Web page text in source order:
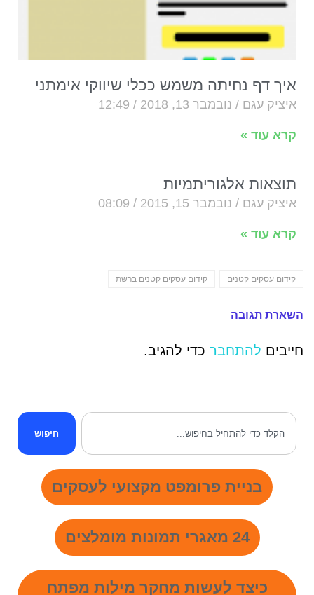
איך דף נחיתה משמש ככלי שיווקי אימתני
איציק עגם נובמבר 13, 2018
קרא עוד »
תוצאות אלגוריתמיות
איציק עגם נובמבר 15, 2015
קרא עוד »
קידום עסקים קטנים קידום עסקים קטנים ברשת
השארת תגובה
חייבים להתחבר כדי להגיב.
חיפוש
בניית פרומפט מקצועי לעסקים
24 מאגרי תמונות מומלצים
כיצד לעשות מחקר מילות מפתח